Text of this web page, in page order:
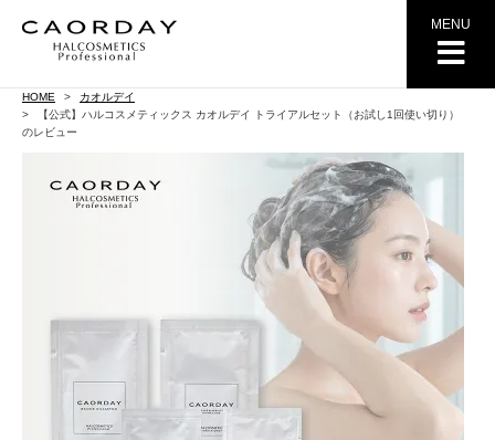
MENU
HOME
カオルデイ
【公式】ハルコスメティックス カオルデイ トライアルセット（お試し1回使い切り）
のレビュー